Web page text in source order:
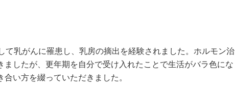
て乳がんに罹患し、乳房の摘出を経験されました。ホルモン治
したが、更年期を自分で受け入れたことで生活がバラ色にな
い方を綴っていただきました。